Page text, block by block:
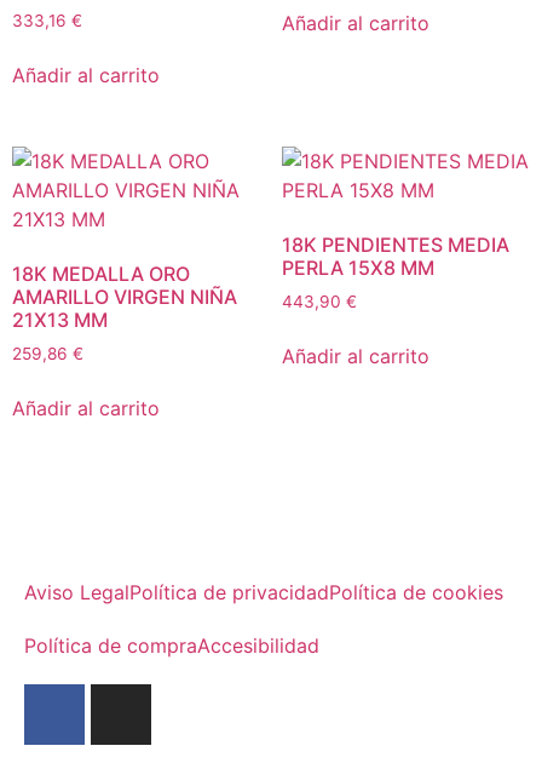
333,16 €
Añadir al carrito
Añadir al carrito
18K MEDALLA ORO
AMARILLO VIRGEN NIÑA
21X13 MM
259,86 €
Añadir al carrito
18K PENDIENTES MEDIA
PERLA 15X8 MM
443,90 €
Añadir al carrito
Aviso LegalPolítica de privacidadPolítica de cookies
Política de compraAccesibilidad